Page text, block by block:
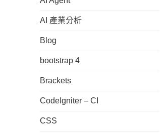
AI 產業分析
Blog
bootstrap 4
Brackets
CodeIgniter – CI
CSS